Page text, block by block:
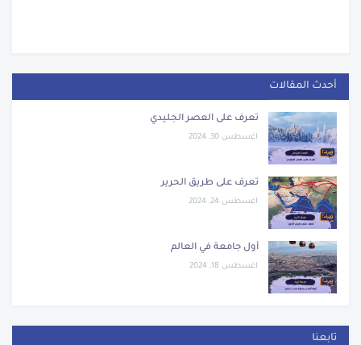
أحدث المقالات
تعرف على العصر الجليدي
اغسطس 30, 2024
تعرف على طريق الحرير
اغسطس 24, 2024
أول جامعة في العالم
اغسطس 18, 2024
تابعنا